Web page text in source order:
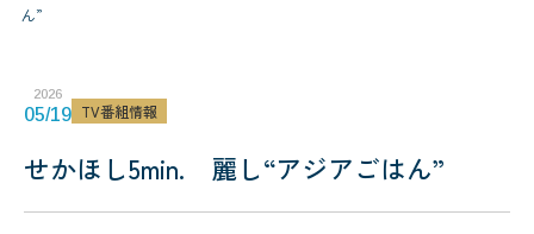
ん”
2026
05/19 TV番組情報
せかほし5min. 麗し“アジアごはん”